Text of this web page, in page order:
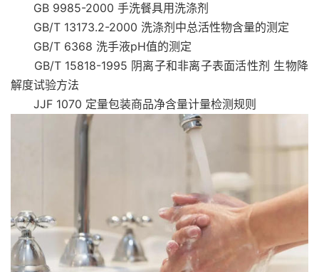
GB 9985-2000 手洗餐具用洗涤剂
GB/T 13173.2-2000 洗涤剂中总活性物含量的测定
GB/T 6368 洗手液pH值的测定
GB/T 15818-1995 阴离子和非离子表面活性剂 生物降
解度试验方法
JJF 1070 定量包装商品净含量计量检测规则